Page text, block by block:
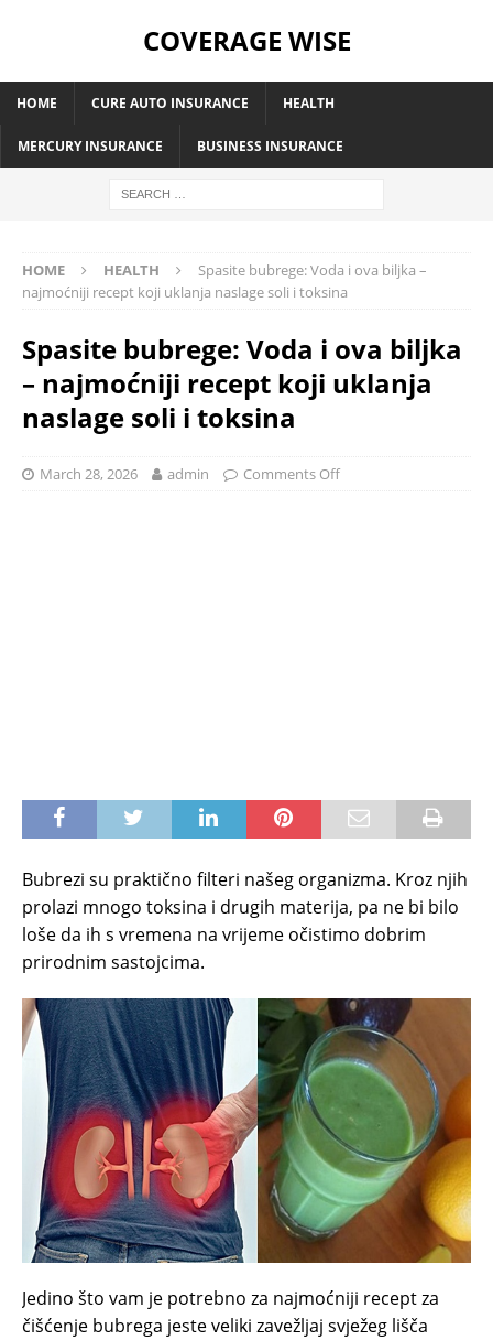
COVERAGE WISE
HOME CURE AUTO INSURANCE HEALTH
MERCURY INSURANCE BUSINESS INSURANCE
HOME HEALTH
Spasite bubrege: Voda i ova biljka –
najmoćniji recept koji uklanja naslage soli i toksina
Spasite bubrege: Voda i ova biljka
– najmoćniji recept koji uklanja
naslage soli i toksina
March 28, 2026 admin Comments Off
Bubrezi su praktično filteri našeg organizma. Kroz njih
prolazi mnogo toksina i drugih materija, pa ne bi bilo
loše da ih s vremena na vrijeme očistimo dobrim
prirodnim sastojcima.
Jedino što vam je potrebno za najmoćniji recept za
čišćenje bubrega jeste veliki zavežljaj svježeg lišča